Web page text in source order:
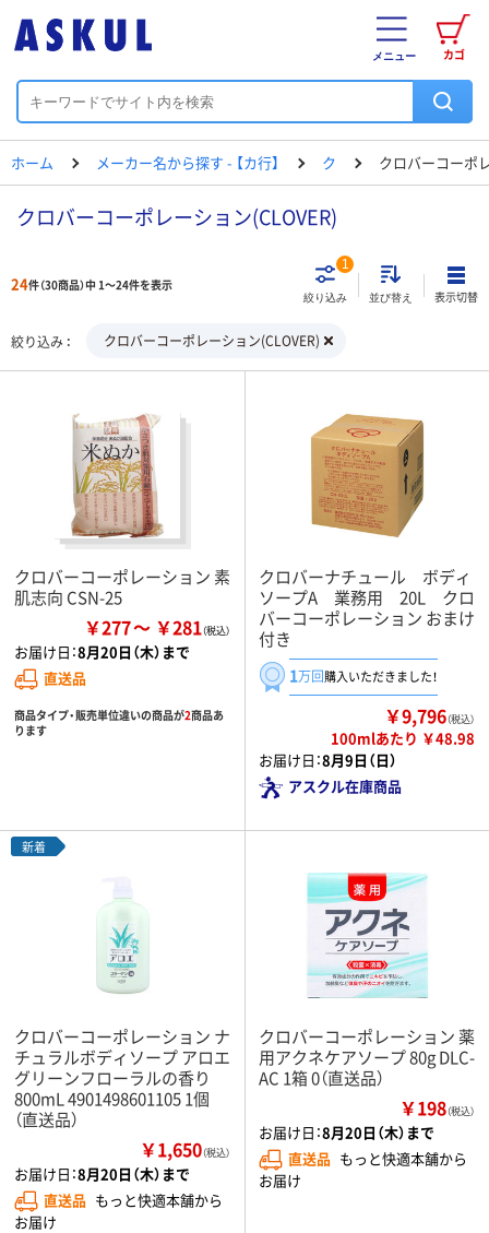
カゴ
メニュー
ホーム メーカー名から探す - 【カ行】 ク クロバーコーポ
クロバーコーポレーション(CLOVER)
24件（30商品）中 1～24件を表示
絞り込み
1
並び替え 表示切替
絞り込み クロバーコーポレーション(CLOVER)
クロバーコーポレーション 素
肌志向 CSN-25
￥277 ￥281
お届け日：8月20日（木）まで
直送品
商品タイプ・販売単位違いの商品が2商品あ
ります
クロバーナチュール ボディ
ソープA 業務用 20L クロ
バーコーポレーション おまけ
付き
1万回購入いただきました！
￥9,796（税込）
100mlあたり ￥48.98
お届け日：8月9日（日）
アスクル在庫商品
新着
クロバーコーポレーション ナ
チュラルボディソープ アロエ
グリーンフローラルの香り
800mL 4901498601105 1個
（直送品）
￥1,650（税込）
お届け日：8月20日（木）まで
直送品 もっと快適本舗から
お届け
クロバーコーポレーション 薬
用アクネケアソープ 80g DLC-
AC 1箱 0（直送品）
￥198（税込）
お届け日：8月20日（木）まで
直送品 もっと快適本舗から
お届け